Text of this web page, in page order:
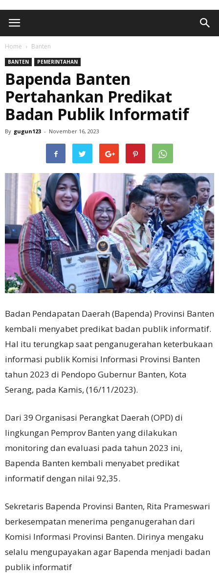
Home Banten
BANTEN PEMERINTAHAN
Bapenda Banten
Pertahankan Predikat
Badan Publik Informatif
By gugun123 - November 16, 2023
Badan Pendapatan Daerah (Bapenda) Provinsi Banten
kembali menyabet predikat badan publik informatif.
Hal itu terungkap saat penganugerahan keterbukaan
informasi publik Komisi Informasi Provinsi Banten
tahun 2023 di Pendopo Gubernur Banten, Kota
Serang, pada Kamis, (16/11/2023).
Dari 39 Organisasi Perangkat Daerah (OPD) di
lingkungan Pemprov Banten yang dilakukan
monitoring dan evaluasi pada tahun 2023 ini,
Bapenda Banten kembali menyabet predikat
informatif dengan nilai 92,35.
Sekretaris Bapenda Provinsi Banten, Rita Prameswari
berkesempatan menerima penganugerahan dari
Komisi Informasi Provinsi Banten. Dirinya mengaku
selalu mengupayakan agar Bapenda menjadi badan
publik informatif